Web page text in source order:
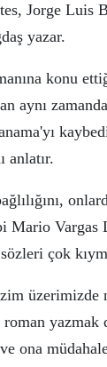
Jorge Luis
yazar.
konu
aynı
anlatır.
Mario Vargas
özleri çok
üzerimizde
yazmak
ona mü